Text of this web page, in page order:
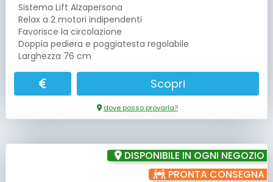
Sistema Lift Alzapersona
Relax a 2 motori indipendenti
Favorisce la circolazione
Doppia pediera e poggiatesta regolabile
Larghezza 76 cm
Scopri
dove posso provarla?
DISPONIBILE IN OGNI NEGOZIO
PRONTA CONSEGNA